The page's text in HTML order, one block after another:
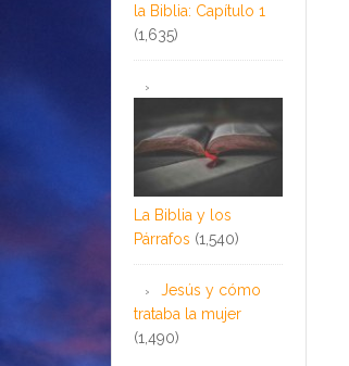
la Biblia: Capítulo 1
(1,635)
La Biblia y los
Párrafos (1,540)
Jesús y cómo
trataba la mujer
(1,490)